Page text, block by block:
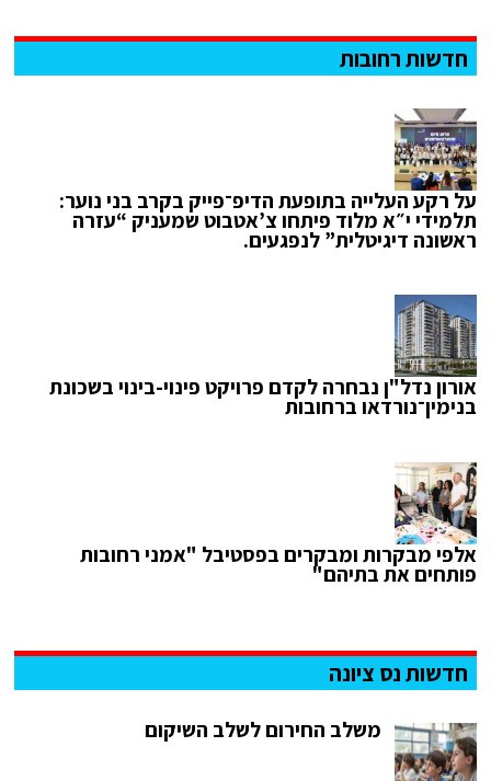
חדשות רחובות
על רקע העלייה בתופעת הדיפ־פייק בקרב בני נוער:
תלמידי י״א מלוד פיתחו צ’אטבוט שמעניק “עזרה
ראשונה דיגיטלית” לנפגעים.
אורון נדל"ן נבחרה לקדם פרויקט פינוי-בינוי בשכונת
בנימין־נורדאו ברחובות
אלפי מבקרות ומבקרים בפסטיבל "אמני רחובות
פותחים את בתיהם"
חדשות נס ציונה
משלב החירום לשלב השיקום